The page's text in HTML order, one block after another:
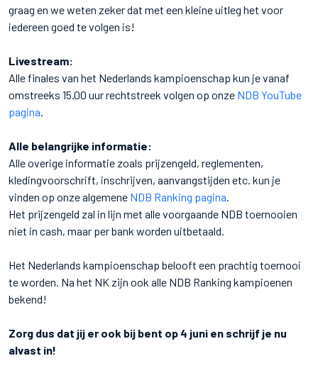
graag en we weten zeker dat met een kleine uitleg het voor
iedereen goed te volgen is!
Livestream:
Alle finales van het Nederlands kampioenschap kun je vanaf
omstreeks 15.00 uur rechtstreek volgen op onze NDB YouTube
pagina
Alle belangrijke informatie:
Alle overige informatie zoals prijzengeld, reglementen,
kledingvoorschrift, inschrijven, aanvangstijden etc. kun je
vinden op onze algemene NDB Ranking pagina
Het prijzengeld zal in lijn met alle voorgaande NDB toernooien
niet in cash, maar per bank worden uitbetaald.
Het Nederlands kampioenschap belooft een prachtig toernooi
te worden. Na het NK zijn ook alle NDB Ranking kampioenen
bekend!
Zorg dus dat jij er ook bij bent op 4 juni en schrijf je nu
alvast in!